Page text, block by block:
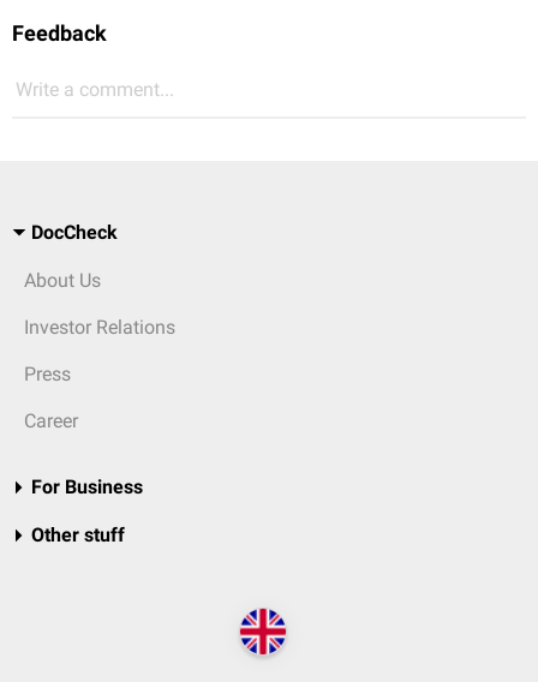
Feedback
Write a comment...
DocCheck
About Us
Investor Relations
Press
Career
For Business
Other stuff